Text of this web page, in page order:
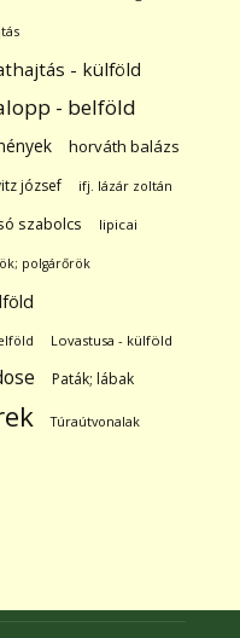
- külföld
- belföld
horváth balázs
józsef ifj. lázár zoltán
szabolcs lipicai
polgárőrök
Lovastusa - külföld
Paták; lábak
Túraútvonalak